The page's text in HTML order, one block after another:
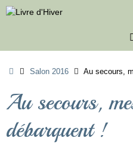
Passer
au
AccueilSalon 2016 Au secours,
Au secours,
débarquent !